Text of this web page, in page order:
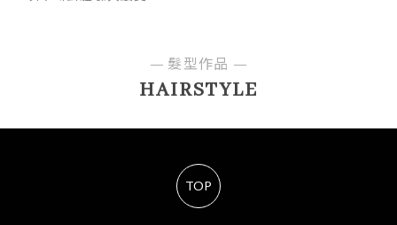
HAIRSTYLE
髮型作品
TOP